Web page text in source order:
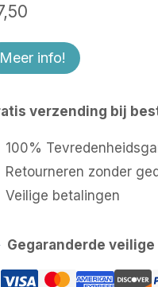
Meer info!
verzending bij
100%
Retourneren zonder
Veilige betalingen
Gegaranderde